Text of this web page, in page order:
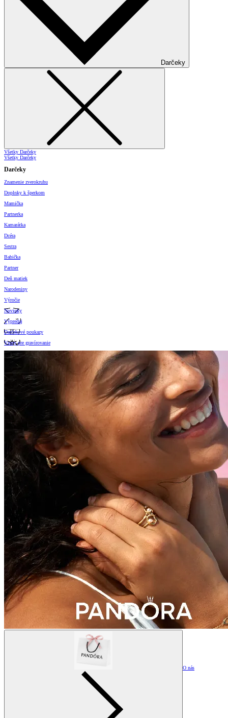
Darčeky
Všetky Darčeky
Všetky Darčeky
Darčeky
Znamenie zverokruhu
Doplnky k šperkom
Mamička
Partnerka
Kamarátka
Dcéra
Sestra
Babička
Partner
Deň matiek
Narodeniny
Výročie
Novinky
Výpredaj
Darčekové poukazy
Vzory pre gravírovanie
O nás